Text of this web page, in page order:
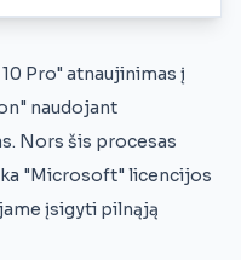
Pro" atnaujinimas į
naudojant
Nors šis procesas
"Microsoft" licencijos
įsigyti pilnąją